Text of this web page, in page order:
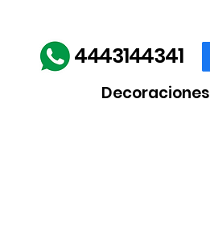
4443144341
Decoraciones